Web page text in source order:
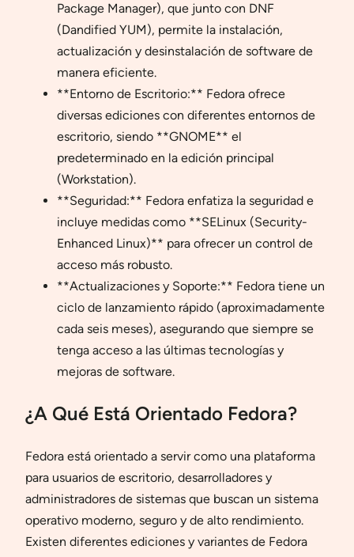
Package Manager), que junto con DNF
(Dandified YUM), permite la instalación,
actualización y desinstalación de software de
manera eficiente.
**Entorno de Escritorio:** Fedora ofrece
diversas ediciones con diferentes entornos de
escritorio, siendo **GNOME** el
predeterminado en la edición principal
(Workstation).
**Seguridad:** Fedora enfatiza la seguridad e
incluye medidas como **SELinux (Security-
Enhanced Linux)** para ofrecer un control de
acceso más robusto.
**Actualizaciones y Soporte:** Fedora tiene un
ciclo de lanzamiento rápido (aproximadamente
cada seis meses), asegurando que siempre se
tenga acceso a las últimas tecnologías y
mejoras de software.
¿A Qué Está Orientado Fedora?
Fedora está orientado a servir como una plataforma
para usuarios de escritorio, desarrolladores y
administradores de sistemas que buscan un sistema
operativo moderno, seguro y de alto rendimiento.
Existen diferentes ediciones y variantes de Fedora